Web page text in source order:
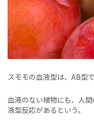
スモモの血液型は、AB型で
血液のない植物にも、人
液型反応があるという。